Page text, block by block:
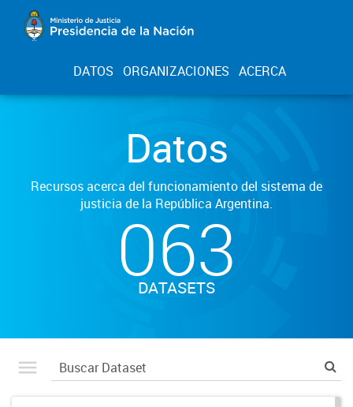
DATOS ORGANIZACIONES ACERCA
Datos
Recursos acerca del funcionamiento del sistema de
justicia de la República Argentina.
063
DATASETS